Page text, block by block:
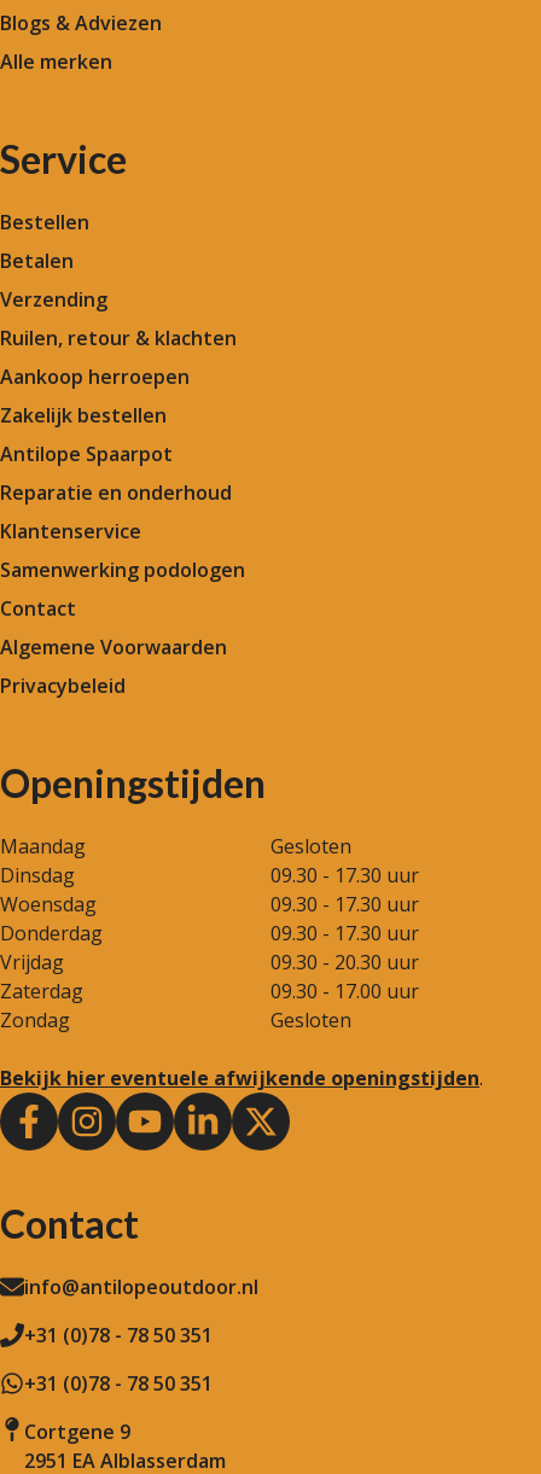
Blogs & Adviezen
Alle merken
Service
Bestellen
Betalen
Verzending
Ruilen, retour & klachten
Aankoop herroepen
Zakelijk bestellen
Antilope Spaarpot
Reparatie en onderhoud
Klantenservice
Samenwerking podologen
Contact
Algemene Voorwaarden
Privacybeleid
Openingstijden
Maandag
Gesloten
Dinsdag
09.30 - 17.30 uur
Woensdag
09.30 - 17.30 uur
Donderdag
09.30 - 17.30 uur
Vrijdag
09.30 - 20.30 uur
Zaterdag
09.30 - 17.00 uur
Zondag
Gesloten
Bekijk hier eventuele afwijkende openingstijden.
Contact
info@antilopeoutdoor.nl
+31 (0)78 - 78 50 351
+31 (0)78 - 78 50 351
Cortgene 9
2951 EA Alblasserdam